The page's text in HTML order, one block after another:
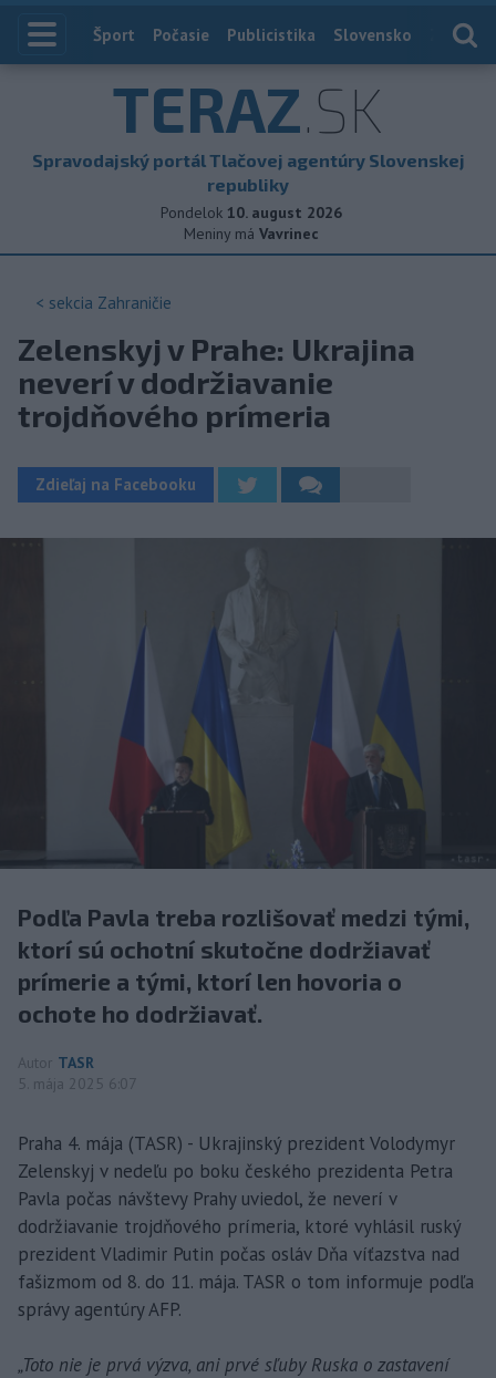
Index
Šport Počasie Publicistika Slovensko
TERAZ.SK
Spravodajský portál Tlačovej agentúry Slovenskej
republiky
Pondelok 10. august 2026
Meniny má Vavrinec
< sekcia Zahraničie
Zelenskyj v Prahe: Ukrajina
neverí v dodržiavanie
trojdňového prímeria
Zdieľaj na Facebooku
Podľa Pavla treba rozlišovať medzi tými,
ktorí sú ochotní skutočne dodržiavať
prímerie a tými, ktorí len hovoria o
ochote ho dodržiavať.
Autor TASR
5. mája 2025 6:07
Praha 4. mája (TASR) - Ukrajinský prezident Volodymyr
Zelenskyj v nedeľu po boku českého prezidenta Petra
Pavla počas návštevy Prahy uviedol, že neverí v
dodržiavanie trojdňového prímeria, ktoré vyhlásil ruský
prezident Vladimir Putin počas osláv Dňa víťazstva nad
fašizmom od 8. do 11. mája. TASR o tom informuje podľa
správy agentúry AFP.
„Toto nie je prvá výzva, ani prvé sľuby Ruska o zastavení